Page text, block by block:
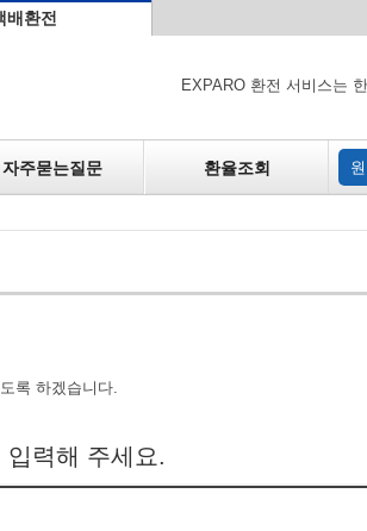
배환전
EXPARO 환전 서비스는
자주묻는질문 환율조회
원매각
록 하겠습니다.
력해 주세요.